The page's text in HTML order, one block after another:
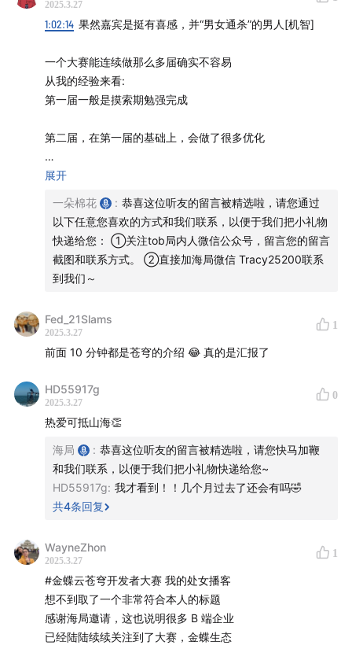
生技术构建技术、数据、模型、可信四大能力体系，结合
低代码高生产力套件与AI管理智能中枢，赋能企业构建敏
署，驱动企业智能化转型与高质量发展。
【提要📒】
🎯 大赛的商业价值：为什么要做？
00:08 开发者生态 = 企业增长新引擎
为什么 B 端企业需要开发者大赛？
对标 Salesforce、微软等国际科技公司，通过开发者生
态促进技术创新和市场扩展
金蝶云苍穹的生态增长策略
提升开发者数量
PaaS 平台活跃度
孵化 ISV 伙伴产品：推动企业应用市场繁荣，促进商业
品牌升级：打破“金蝶=财务软件”固有认知，提升技术品
牌形象
05:15赛事设计：如何精准吸引开发者？
三大赛道，精准覆盖目标开发者
院校赛道（高校开发者）
培养未来开发者
企业赛道（ISV 伙伴）
：孵化基于苍穹平台的行业解决
方案，加速商业化落地
个人赛道（自由开发者）：促进生态活力，沉淀可复用
技术组件，降低企业交付成本
2025.3.27
1:02:14 果然嘉宾是挺有喜感，并“男女通杀”的男人[机智]
一个大赛能连续做那么多届确实不容易
从我的经验来看:
第一届一般是摸索期勉强完成
第二届，在第一届的基础上，会做了很多优化
第三届，则是优化最巅峰的时候，往往也是规模最大的一届
到第四届时，就会开始陷入如何更好创新的困境，这时候需
要在整体机制上看能否一个大的改版
到第五届时，也是在第四届基础上继续优化迭代，以此循环
实在是会有点“疲倦”
有激情的样子，还是挺棒的，不愧是金蝶“最有活力的男人”
展开
一朵棉花 : 恭喜这位听友的留言被精选啦，请您通过
以下任意您喜欢的方式和我们联系，以便于我们把小礼物
快递给您： ①关注tob局内人微信公众号，留言您的留言
截图和联系方式。 ②直接加海局微信 Tracy25200联系
到我们～
Fed_21Slams
2025.3.27
1
前面 10 分钟都是苍穹的介绍 😂 真的是汇报了
HD55917g
2025.3.27
0
热爱可抵山海👏
海局 : 恭喜这位听友的留言被精选啦，请您快马加鞭
和我们联系，以便于我们把小礼物快递给您~
HD55917g: 我才看到！！几个月过去了还会有吗🤣
共4条回复
WayneZhon
2025.3.27
1
#金蝶云苍穹开发者大赛 我的处女播客
想不到取了一个非常符合本人的标题
感谢海局邀请，这也说明很多 B 端企业
已经陆陆续续关注到了大赛，金蝶生态